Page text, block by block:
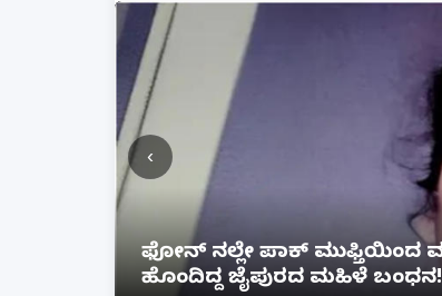
ಲಕ್ನೋ ಗೇಮಿಂಗ್ ಜೋನ್‌ನಲ್ಲಿ
ಗಾಯ
‹